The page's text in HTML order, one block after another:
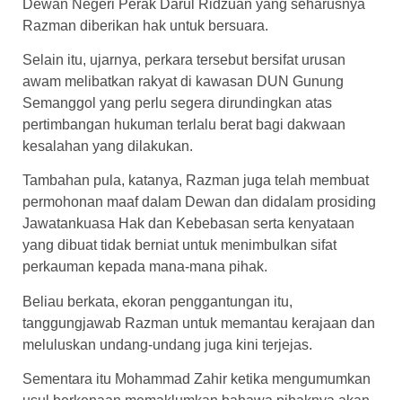
Dewan Negeri Perak Darul Ridzuan yang seharusnya
Razman diberikan hak untuk bersuara.
Selain itu, ujarnya, perkara tersebut bersifat urusan
awam melibatkan rakyat di kawasan DUN Gunung
Semanggol yang perlu segera dirundingkan atas
pertimbangan hukuman terlalu berat bagi dakwaan
kesalahan yang dilakukan.
Tambahan pula, katanya, Razman juga telah membuat
permohonan maaf dalam Dewan dan didalam prosiding
Jawatankuasa Hak dan Kebebasan serta kenyataan
yang dibuat tidak berniat untuk menimbulkan sifat
perkauman kepada mana-mana pihak.
Beliau berkata, ekoran penggantungan itu,
tanggungjawab Razman untuk memantau kerajaan dan
meluluskan undang-undang juga kini terjejas.
Sementara itu Mohammad Zahir ketika mengumumkan